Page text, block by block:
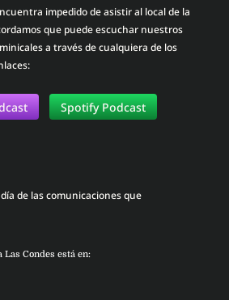
impedido de asistir al local de la
que puede escuchar nuestros
a través de cualquiera de los
Spotify Podcast
de las comunicaciones que
Condes está en: